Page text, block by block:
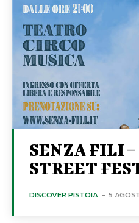
SENZA FILI
STREET
DISCOVER PISTOIA - 5